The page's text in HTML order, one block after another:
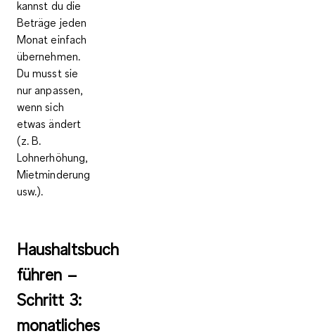
kannst du die
Beträge jeden
Monat einfach
übernehmen.
Du musst sie
nur anpassen,
wenn sich
etwas ändert
(z. B.
Lohnerhöhung,
Mietminderung
usw.).
Haushaltsbuch
führen –
Schritt 3:
monatliches